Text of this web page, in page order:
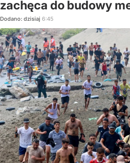
zachęca do budowy
Dodano: dzisiaj 6:45